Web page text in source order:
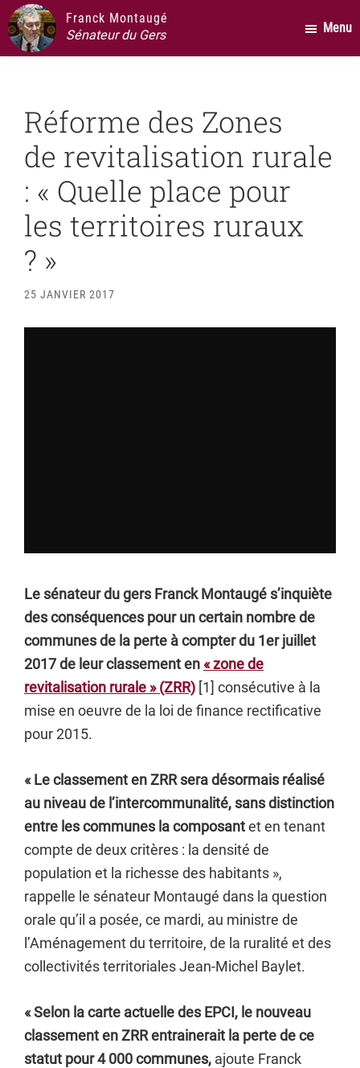
Passer
au
contenu
Passer
la
principale
Passer
au
pied
Franck Montaugé
Sénateur du Gers
Menu
Réforme des Zones
de revitalisation rurale
: « Quelle place pour
les territoires ruraux
? »
25 JANVIER 2017
Le sénateur du gers Franck Montaugé s’inquiète
des conséquences pour un certain nombre de
communes de la perte à compter du 1er juillet
2017 de leur classement en « zone de
revitalisation rurale » (ZRR) [1] consécutive à la
mise en oeuvre de la loi de finance rectificative
pour 2015.
« Le classement en ZRR sera désormais réalisé
au niveau de l’intercommunalité, sans distinction
entre les communes la composantet en tenant
compte de deux critères : la densité de
population et la richesse des habitants »,
rappelle le sénateur Montaugé dans la question
orale qu’il a posée, ce mardi, au ministre de
l’Aménagement du territoire, de la ruralité et des
collectivités territoriales Jean-Michel Baylet.
« Selon la carte actuelle des EPCI, le nouveau
classement en ZRR entrainerait la perte de ce
statut pour 4 000 communes, ajoute Franck